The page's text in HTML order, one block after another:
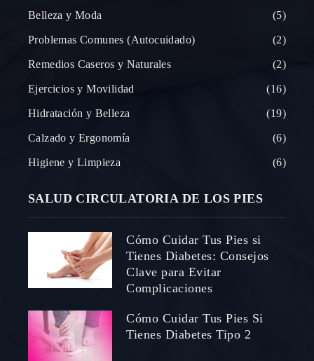
Belleza y Moda 5
Problemas Comunes (Autocuidado) 2
Remedios Caseros y Naturales 2
Ejercicios y Movilidad 16
Hidratación y Belleza 19
Calzado y Ergonomía 6
Higiene y Limpieza 6
SALUD CIRCULATORIA DE LOS PIES
Cómo Cuidar Tus Pies si
Tienes Diabetes: Consejos
Clave para Evitar
Complicaciones
Cómo Cuidar Tus Pies Si
Tienes Diabetes Tipo 2